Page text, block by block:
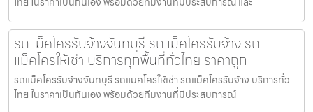
รถแม็คโครรับจ้างจันทบุรี รถแม็คโครรับจ้าง รถ
แม็คโครให้เช่า บริการทุกพื้นที่ทั่วไทย ราคาถูก
รถแม็คโครรับจ้างจันทบุรี รถแมคโครให้เช่า รถแม็คโครรับจ้าง บริการทั่ว
ไทย ในราคาเป็นกันเอง พร้อมด้วยทีมงานที่มีประสบการณ์